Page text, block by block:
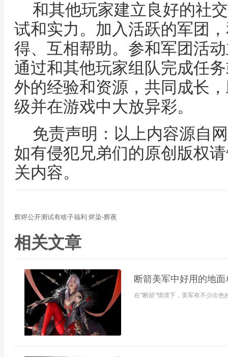
和其他玩家建立良好的社
试和实力。加入活跃的军团
得、互相帮助。参和军团活
通过和其他玩家组队完成任
外的经验和资源，共同成长
级并在游戏中大放异彩。
免责声明：以上内容源自
如有侵犯兄弟们的原创版权
关内容。
辉烬公开测试有啥子福利 烬染-辉夜
相关文章
断箭美军中好用的地
在“断箭”情境下，美军有不少出色